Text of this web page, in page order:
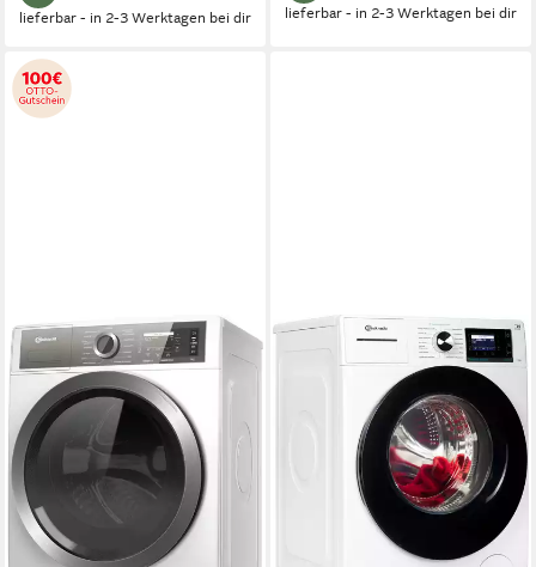
lieferbar - in 2-3 Werktagen bei dir lieferbar - in 2-3 Werktagen bei dir